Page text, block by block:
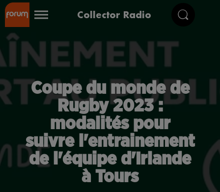
Collector Radio
Coupe du monde de
Rugby 2023 :
modalités pour
suivre l'entrainement
de l'équipe d'Irlande
à Tours